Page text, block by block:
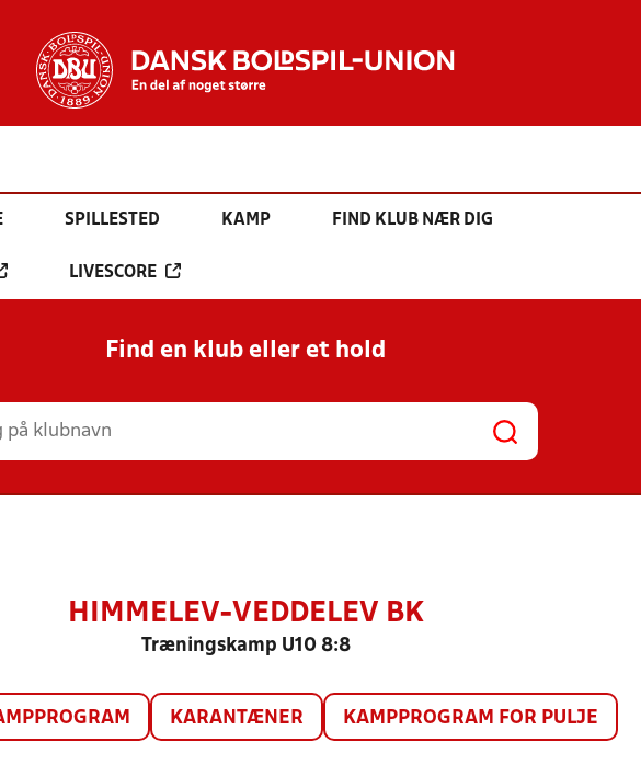
SPILLESTED KAMP FIND KLUB NÆR DIG
LIVESCORE
Find en klub eller et hold
HIMMELEV-VEDDELEV BK
Træningskamp U10 8:8
KARANTÆNER KAMPPROGRAM FOR PULJE